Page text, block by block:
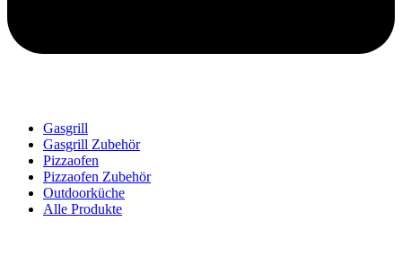
Gasgrill
Gasgrill Zubehör
Pizzaofen
Pizzaofen Zubehör
Outdoorküche
Alle Produkte